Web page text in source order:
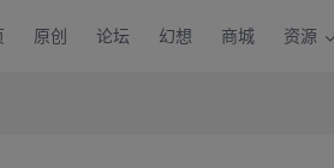
原创 论坛 幻想 商城 资源